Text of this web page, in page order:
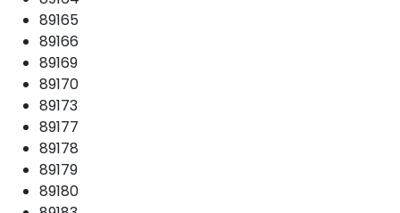
89165
89166
89169
89170
89173
89177
89178
89179
89180